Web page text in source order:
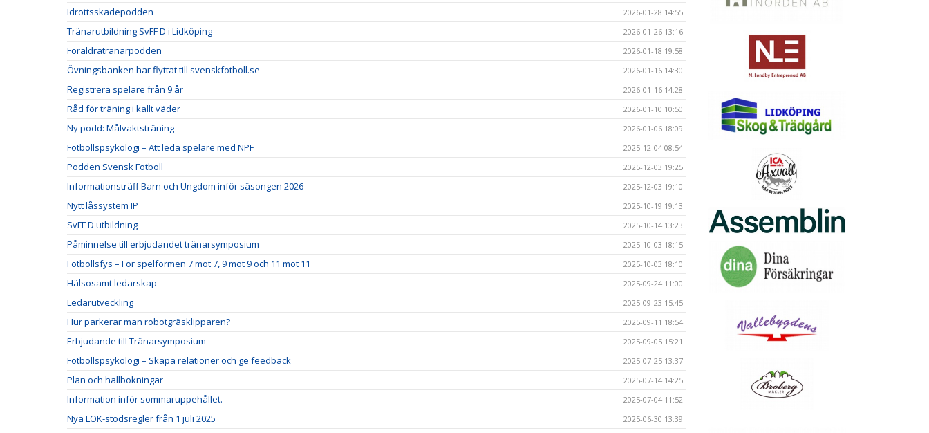
Idrottsskadepodden 2026-01-28 14:55
Tränarutbildning SvFF D i Lidköping 2026-01-26 13:16
Föräldratränarpodden 2026-01-18 19:58
Övningsbanken har flyttat till svenskfotboll.se 2026-01-16 14:30
Registrera spelare från 9 år 2026-01-16 14:28
Råd för träning i kallt väder 2026-01-10 10:50
Ny podd: Målvaktsträning 2026-01-06 18:09
Fotbollspsykologi – Att leda spelare med NPF 2025-12-04 08:54
Podden Svensk Fotboll 2025-12-03 19:25
Informationsträff Barn och Ungdom inför säsongen 2026 2025-12-03 19:10
Nytt låssystem IP 2025-10-19 19:13
SvFF D utbildning 2025-10-14 13:23
Påminnelse till erbjudandet tränarsymposium 2025-10-03 18:15
Fotbollsfys – För spelformen 7 mot 7, 9 mot 9 och 11 mot 11 2025-10-03 18:10
Hälsosamt ledarskap 2025-09-24 11:00
Ledarutveckling 2025-09-23 15:45
Hur parkerar man robotgräsklipparen? 2025-09-11 18:54
Erbjudande till Tränarsymposium 2025-09-05 15:21
Fotbollspsykologi – Skapa relationer och ge feedback 2025-07-25 13:37
Plan och hallbokningar 2025-07-14 14:25
Information inför sommaruppehållet. 2025-07-04 11:52
Nya LOK-stödsregler från 1 juli 2025 2025-06-30 13:39